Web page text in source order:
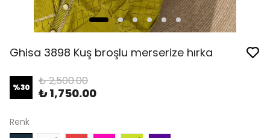
Ghisa 3898 Kuş broşlu merserize hırka
%30 ₺ 2,500.00
₺ 1,750.00
Renk